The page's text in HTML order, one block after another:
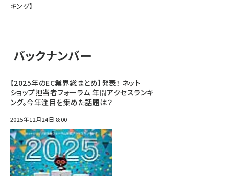
キング】
バックナンバー
【2025年のEC業界総まとめ】発表！ ネット
ショップ担当者フォーラム 年間アクセスランキ
ング。今年注目を集めた話題は？
2025年12月24日 8:00